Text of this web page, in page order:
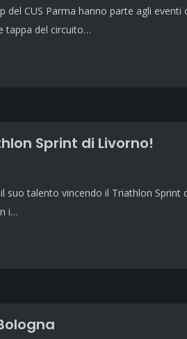
CUS Parma hanno parte agli
tappa del circuito…
Sprint di Livorno!
talento vincendo il Triathlon Sprint
i…